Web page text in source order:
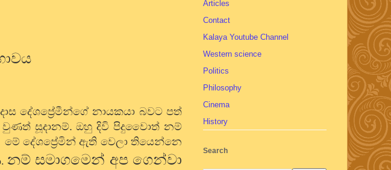
දේශප්‍රේමීන්ගේ නායකයා බවට පත්
සූදානම්. ඔහු දිවි පිදුවෛාත් නම්
මේ දේශප්‍රේමින් ඇති වෙලා තියෙන්නෙ
නම් සමාගමෙන් අප ගෙන්වා
Articles
Contact
Kalaya Youtube Channel
Western science
Politics
Philosophy
Cinema
History
Search